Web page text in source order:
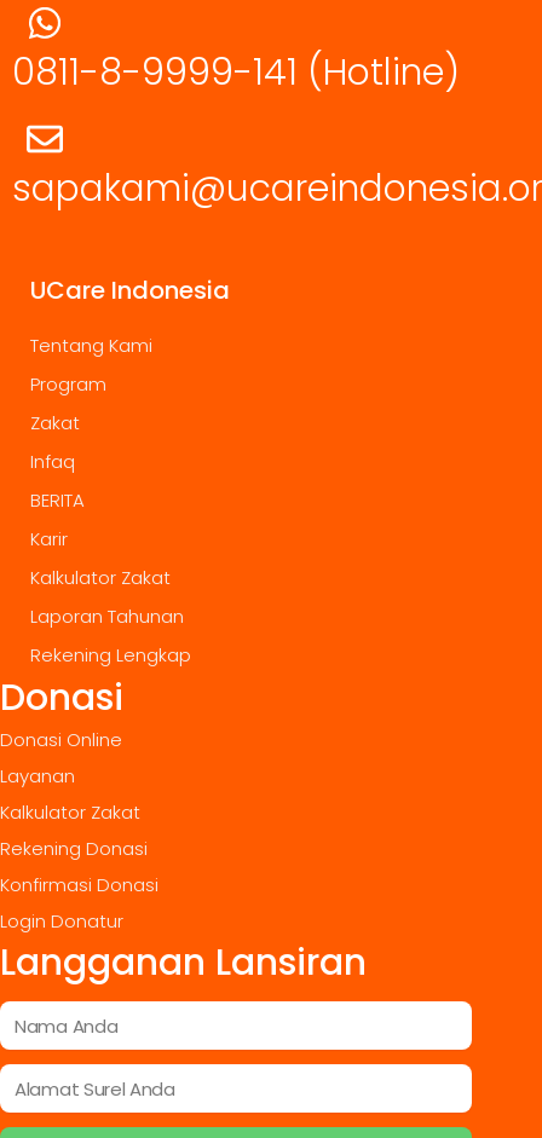
0811-8-9999-141 (Hotline)
UCare Indonesia
Tentang Kami
Program
Zakat
Infaq
BERITA
Karir
Kalkulator Zakat
Laporan Tahunan
Rekening Lengkap
Donasi
Donasi Online
Layanan
Kalkulator Zakat
Rekening Donasi
Konfirmasi Donasi
Login Donatur
Langganan Lansiran